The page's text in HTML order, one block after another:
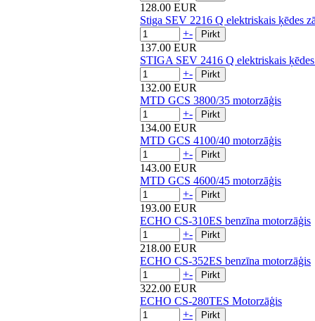
128.00 EUR
Stiga SEV 2216 Q elektriskais ķēdes
+-
137.00 EUR
STIGA SEV 2416 Q elektriskais
+-
132.00 EUR
MTD GCS 3800/35 motorzāģis
+-
134.00 EUR
MTD GCS 4100/40 motorzāģis
+-
143.00 EUR
MTD GCS 4600/45 motorzāģis
+-
193.00 EUR
ECHO CS-310ES benzīna motorzāģis
+-
218.00 EUR
ECHO CS-352ES benzīna motorzāģis
+-
322.00 EUR
ECHO CS-280TES Motorzāģis
+-